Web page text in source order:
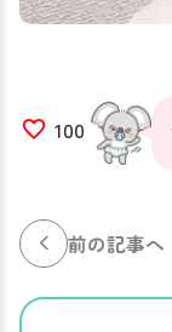
100
前の記事へ